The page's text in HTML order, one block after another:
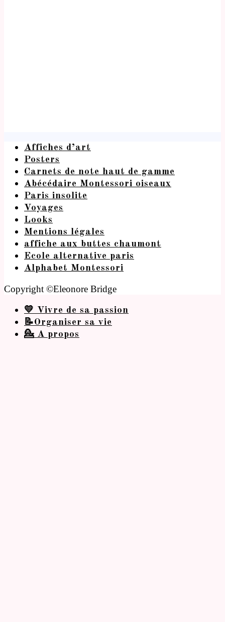
Affiches d’art
Posters
Carnets de note haut de gamme
Abécédaire Montessori oiseaux
Paris insolite
Voyages
Looks
Mentions légales
affiche aux buttes chaumont
Ecole alternative paris
Alphabet Montessori
Copyright ©Eleonore Bridge
💛 Vivre de sa passion
📝Organiser sa vie
💁 A propos